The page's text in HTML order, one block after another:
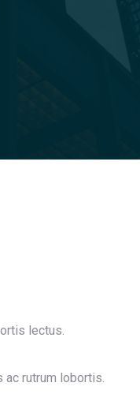
lectus.
ac rutrum lobortis.